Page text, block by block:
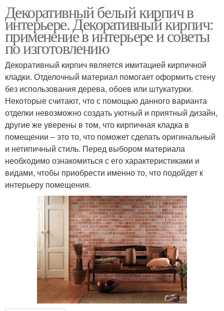
Декоративный белый кирпич в
интерьере. Декоративный кирпич:
применение в интерьере и советы
по изготовлению
Декоративный кирпич является имитацией кирпичной
кладки. Отделочный материал помогает оформить стену
без использования дерева, обоев или штукатурки.
Некоторые считают, что с помощью данного варианта
отделки невозможно создать уютный и приятный дизайн,
другие же уверены в том, что кирпичная кладка в
помещении – это то, что поможет сделать оригинальный
и нетипичный стиль. Перед выбором материала
необходимо ознакомиться с его характеристиками и
видами, чтобы приобрести именно то, что подойдет к
интерьеру помещения.